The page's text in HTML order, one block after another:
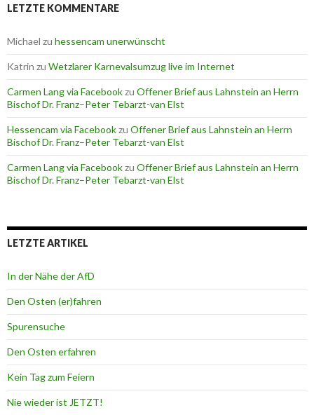
LETZTE KOMMENTARE
Michael zu hessencam unerwünscht
Katrin zu Wetzlarer Karnevalsumzug live im Internet
Carmen Lang via Facebookzu Offener Brief aus Lahnstein an Herrn
Bischof Dr. Franz–Peter Tebarzt-van Elst
Hessencam via Facebookzu Offener Brief aus Lahnstein an Herrn
Bischof Dr. Franz–Peter Tebarzt-van Elst
Carmen Lang via Facebookzu Offener Brief aus Lahnstein an Herrn
Bischof Dr. Franz–Peter Tebarzt-van Elst
LETZTE ARTIKEL
In der Nähe der AfD
Den Osten (er)fahren
Spurensuche
Den Osten erfahren
Kein Tag zum Feiern
Nie wieder ist JETZT!